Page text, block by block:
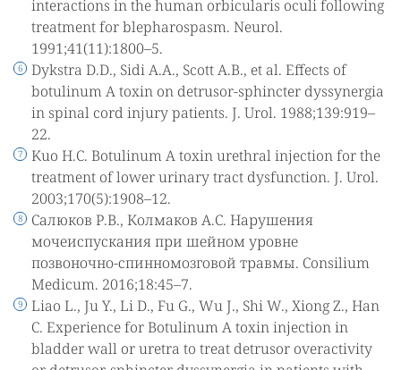
interactions in the human orbicularis oculi following
treatment for blepharospasm. Neurol.
1991;41(11):1800–5.
Dykstra D.D., Sidi A.A., Scott A.B., et al. Effects of
botulinum A toxin on detrusor-sphincter dyssynergia
in spinal cord injury patients. J. Urol. 1988;139:919–
22.
Kuo H.C. Botulinum A toxin urethral injection for the
treatment of lower urinary tract dysfunction. J. Urol.
2003;170(5):1908–12.
Салюков Р.В., Колмаков А.С. Нарушения
мочеиспускания при шейном уровне
позвоночно-спинномозговой травмы. Consilium
Medicum. 2016;18:45–7.
Liao L., Ju Y., Li D., Fu G., Wu J., Shi W., Xiong Z., Han
C. Experience for Botulinum A toxin injection in
bladder wall or uretra to treat detrusor overactivity